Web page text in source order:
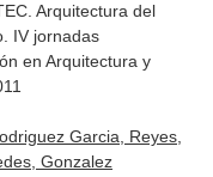
Arquitectura del
IV jornadas
en Arquitectura y
Garcia, Reyes,
Gonzalez